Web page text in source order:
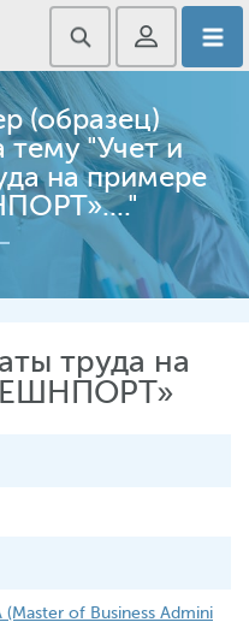
(образец)
"Учет и
на примере
труда на
of Business Admini